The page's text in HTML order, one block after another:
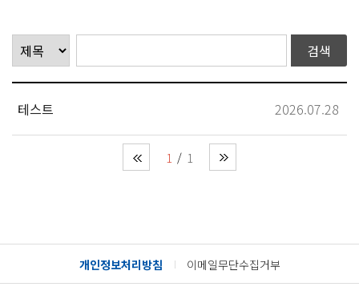
테스트 2026.07.28
1 1
개인정보처리방침 이메일무단수집거부